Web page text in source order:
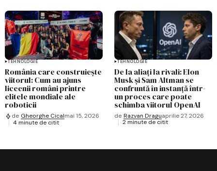
TEHNOLOGIE
România care construiește
viitorul: Cum au ajuns
liceenii români printre
elitele mondiale ale
roboticii
de Gheorghe Cicalmai 15, 2026
4 minute de citit
TEHNOLOGIE
De la aliați la rivali: Elon
Musk și Sam Altman se
confruntă în instanță într-
un proces care poate
schimba viitorul OpenAI
de Razvan Draguaprilie 27, 2026
2 minute de citit